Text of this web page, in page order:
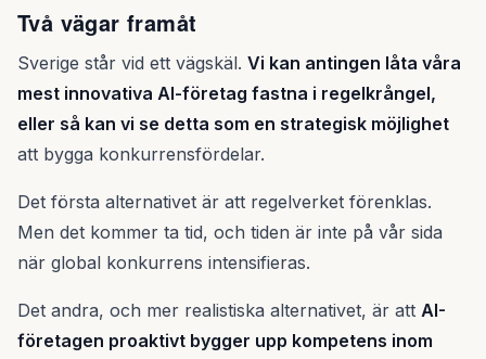
Två vägar framåt
Sverige står vid ett vägskäl. Vi kan antingen låta våra
mest innovativa AI-företag fastna i regelkrångel,
eller så kan vi se detta som en strategisk möjlighet
att bygga konkurrensfördelar.
Det första alternativet är att regelverket förenklas.
Men det kommer ta tid, och tiden är inte på vår sida
när global konkurrens intensifieras.
Det andra, och mer realistiska alternativet, är att AI-
företagen proaktivt bygger upp kompetens inom